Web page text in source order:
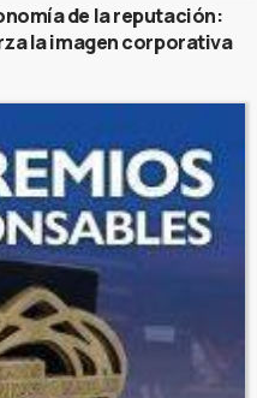
de la reputación:
la imagen corporativa